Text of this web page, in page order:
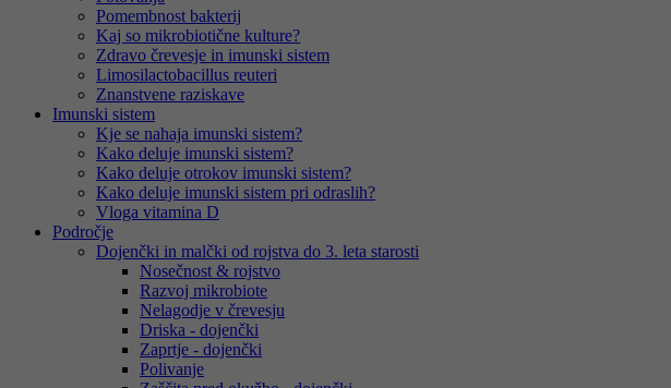
Pomembnost bakterij
Kaj so mikrobiotične kulture?
Zdravo črevesje in imunski sistem
Limosilactobacillus reuteri
Znanstvene raziskave
Imunski sistem
Kje se nahaja imunski sistem?
Kako deluje imunski sistem?
Kako deluje otrokov imunski sistem?
Kako deluje imunski sistem pri odraslih?
Vloga vitamina D
Področje
Dojenčki in malčki od rojstva do 3. leta starosti
Nosečnost & rojstvo
Razvoj mikrobiote
Nelagodje v črevesju
Driska - dojenčki
Zaprtje - dojenčki
Polivanje